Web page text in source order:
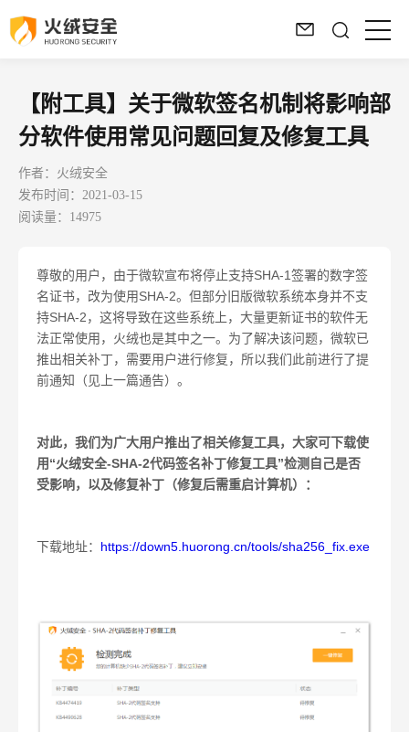
【附工具】关于微软签名机制将影响部
分软件使用常见问题回复及修复工具
作者：火绒安全
发布时间：2021-03-15
阅读量：14975
尊敬的用户，由于微软宣布将停止支持SHA-1签署的数字签
名证书，改为使用SHA-2。但部分旧版微软系统本身并不支
持SHA-2，这将导致在这些系统上，大量更新证书的软件无
法正常使用，火绒也是其中之一。为了解决该问题，微软已
推出相关补丁，需要用户进行修复，所以我们此前进行了提
前通知（见上一篇通告）。
对此，我们为广大用户推出了相关修复工具，大家可下载使
用“火绒安全-SHA-2代码签名补丁修复工具”检测自己是否
受影响，以及修复补丁（修复后需重启计算机）：
下载地址： https://down5.huorong.cn/tools/sha256_fix.exe